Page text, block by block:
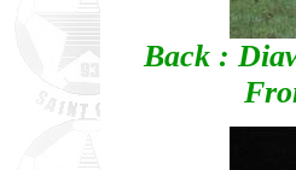
Back :